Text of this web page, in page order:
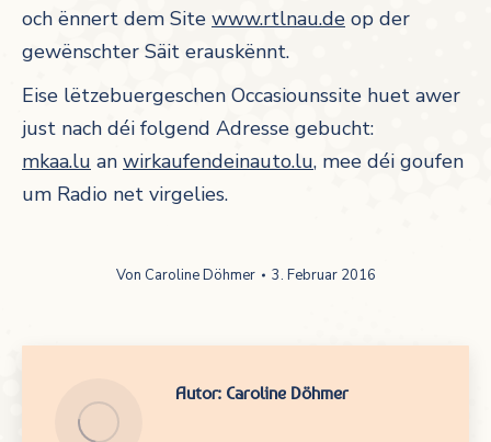
och ënnert dem Site www.rtlnau.de op der
gewënschter Säit erauskënnt.
Eise lëtzebuergeschen Occasiounssite huet awer
just nach déi folgend Adresse gebucht:
mkaa.lu an wirkaufendeinauto.lu, mee déi goufen
um Radio net virgelies.
Von Caroline Döhmer 3. Februar 2016
Autor: Caroline Döhmer